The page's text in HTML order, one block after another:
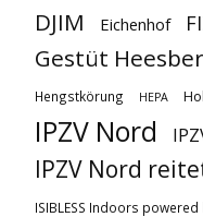
DJIM Eichenhof
Gestüt
Hengstkörung HEPA
IPZV Nord
IPZV Nord
ISIBLESS Indoors powered